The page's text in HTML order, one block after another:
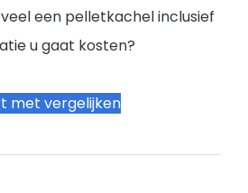
een pelletkachel inclusief
u gaat kosten?
met vergelijken